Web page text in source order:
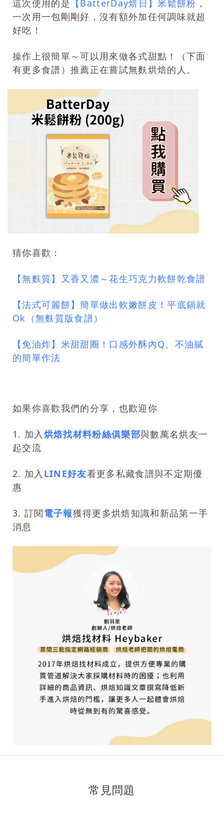
這次使用的是 【BatterDay焙日】米鬆餅粉 ，
一次用一包剛剛好，沒有額外加任何調味就超
好吃！
操作上很簡單～可以用來做各式甜點！（下面
有更多食譜）推薦正在嘗試無麩烘焙的人。
猜你喜歡：
【無麩質】又香又濃～花生巧克力軟餅乾食譜
【法式可麗餅】簡單做出軟嫩餅皮！平底鍋就
Ok（無麩質版食譜）
【免油炸】米甜甜圈！口感外酥內Q、不油膩
的簡單作法
如果你喜歡我們的分享，也歡迎你
1. 加入 烘焙找材料粉絲俱樂部與數萬名烘友一
起交流
2. 加入 LINE好友看更多私藏食譜與不定期優
惠
3. 訂閱電子報獲得更多烘焙知識和新品第一手
消息
常見問題